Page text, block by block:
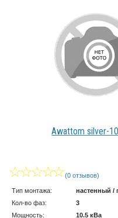
Awattom silver-
(0 отзывов)
Тип монтажа:
настенный /
Кол-во фаз:
3
Мощность:
10.5 кВа